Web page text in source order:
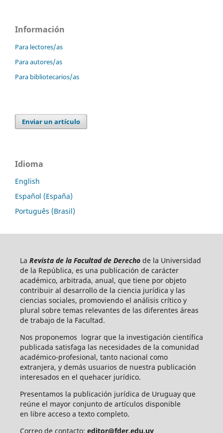
Información
Para lectores/as
Para autores/as
Para bibliotecarios/as
Enviar un artículo
Idioma
English
Español (España)
Português (Brasil)
La Revista de la Facultad de Derecho de la Universidad
de la República, es una publicación de carácter
académico, arbitrada, anual, que tiene por objeto
contribuir al desarrollo de la ciencia jurídica y las
ciencias sociales, promoviendo el análisis crítico y
plural sobre temas relevantes de las diferentes áreas
de trabajo de la Facultad.
Nos proponemos lograr que la investigación científica
publicada satisfaga las necesidades de la comunidad
académico-profesional, tanto nacional como
extranjera, y demás usuarios de nuestra publicación
interesados en el quehacer jurídico.
Presentamos la publicación jurídica de Uruguay que
reúne el mayor conjunto de artículos disponible
en libre acceso a texto completo.
Correo de contacto: editor@fder.edu.uy